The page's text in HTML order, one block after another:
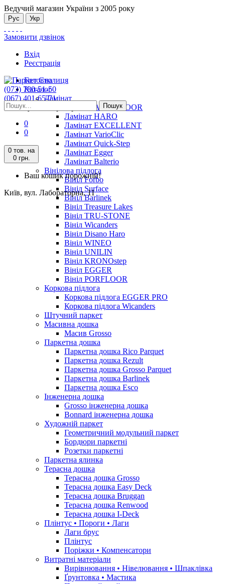
Ведучий магазин України з 2005 року
Рус Укр
Замовити дзвінок
Вхід
Реєстрація
(073) 780-51-50
(067) 401-65-71
Київ, вул. Лабораторна, 11
Пошук
0
0
0 тов. на
0 грн.
Ваш кошик порожній!
Київ, вул. Лабораторна, 11
Головна
Каталог
Ламінат
Ламінат ALSAFLOOR
Ламінат HARO
Ламінат EXCELLENT
Ламінат VarioClic
Ламінат Quick-Step
Ламінат Egger
Ламінат Balterio
Вінілова підлога
Вініл Forbo
Вініл Surface
Вініл Barlinek
Вініл Treasure Lakes
Вініл TRU-STONE
Вініл Wicanders
Вініл Disano Haro
Вініл WINEO
Вініл UNILIN
Вініл KRONOstep
Вініл EGGER
Вініл PORFLOOR
Коркова підлога
Коркова підлога EGGER PRO
Коркова підлога Wicanders
Штучний паркет
Масивна дошка
Масив Grosso
Паркетна дошка
Паркетна дошка Rico Parquet
Паркетна дошка Rezult
Паркетна дошка Grosso Parquet
Паркетна дошка Barlinek
Паркетна дошка Esco
Інженерна дошка
Grosso інженерна дошка
Bonnard інженерна дошка
Художній паркет
Геометричний модульний паркет
Бордюри паркетні
Розетки паркетні
Паркетна ялинка
Терасна дошка
Терасна дошка Grosso
Терасна дошка Easy Deck
Терасна дошка Bruggan
Терасна дошка Renwood
Терасна дошка I-Deck
Плінтус • Пороги • Лаги
Лаги брус
Плінтус
Поріжки • Компенсатори
Витратні матеріали
Вирівнювання • Нівелювання • Шпаклівка
Ґрунтовкa • Мастика